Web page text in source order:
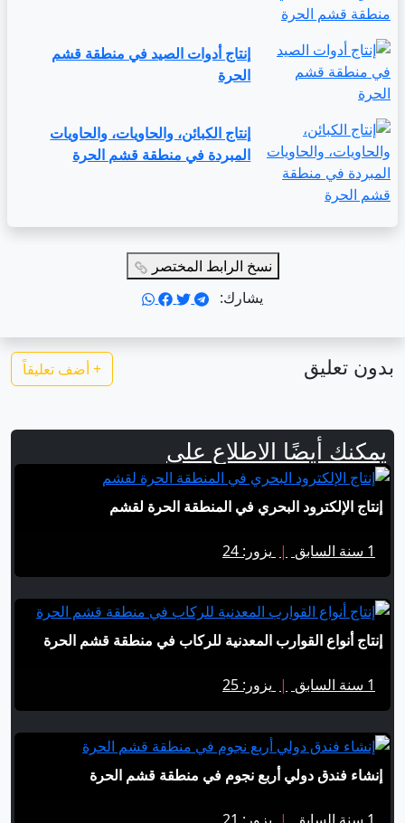
إنتاج أدوات الصيد في منطقة قشم
الحرة
إنتاج الكبائن، والحاويات، والحاويات
المبردة في منطقة قشم الحرة
نسخ الرابط المختصر
يشارك:
بدون تعليق +أضف تعليقاً
يمكنك أيضًا الاطلاع على
إنتاج الإلكترود البحري في المنطقة الحرة لقشم
1 سنة السابق | يزور: 24
إنتاج أنواع القوارب المعدنية للركاب في منطقة قشم الحرة
1 سنة السابق | يزور: 25
إنشاء فندق دولي أربع نجوم في منطقة قشم الحرة